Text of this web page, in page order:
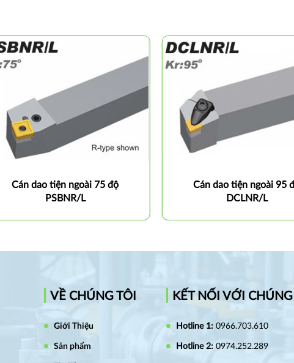
Cán dao tiện ngoài 75 độ
PSBNR/L
Cán dao tiện ngoài 95
DCLNR/L
VỀ CHÚNG TÔI
Giới Thiệu
Sản phẩm
KẾT NỐI VỚI
Hotline 1: 0966.703.610
Hotline 2: 0974.252.289